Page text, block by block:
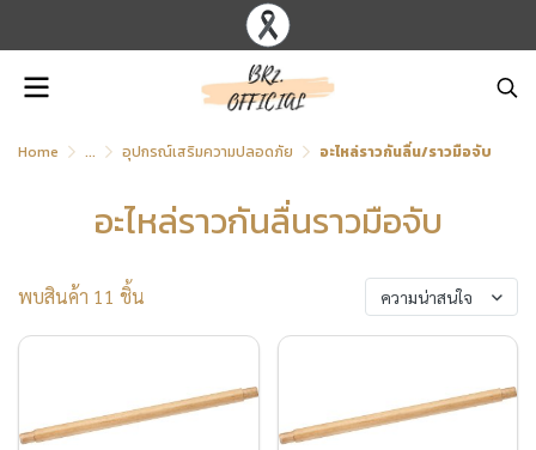
Home ... อุปกรณ์เสริมความปลอดภัย อะไหล่ราวกันลื่น/ราวมือจับ
อะไหล่ราวกันลื่นราวมือจับ
พบสินค้า 11 ชิ้น ความน่าสนใจ